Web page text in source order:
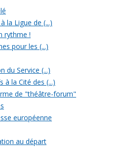
la Ligue de (...)
rythme !
pour les (...)
du Service (...)
la Cité des (...)
de "théâtre-forum"
européenne
au départ